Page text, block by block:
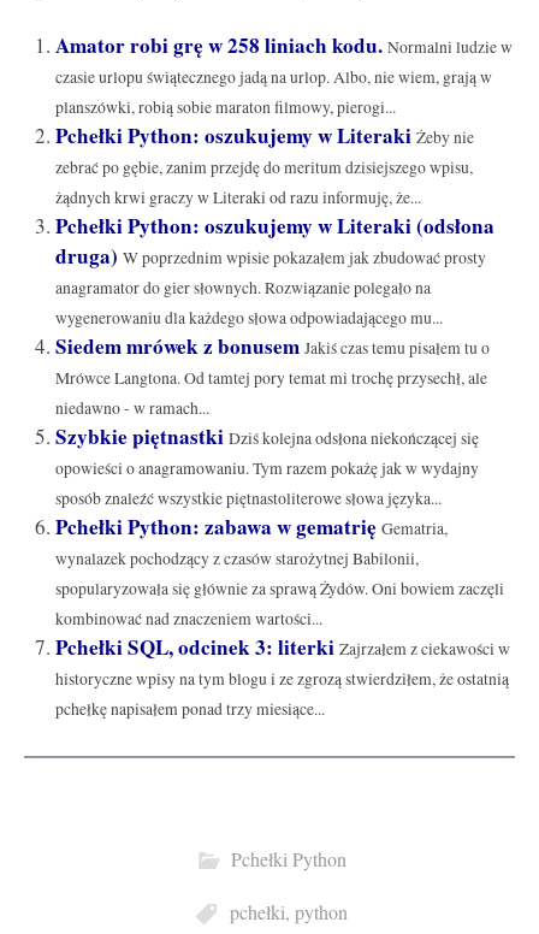
Amator robi grę w 258 liniach kodu. Normalni ludzie w
czasie urlopu świątecznego jadą na urlop. Albo, nie wiem, grają w
planszówki, robią sobie maraton filmowy, pierogi...
Pchełki Python: oszukujemy w Literaki Żeby nie
zebrać po gębie, zanim przejdę do meritum dzisiejszego wpisu,
żądnych krwi graczy w Literaki od razu informuję, że...
Pchełki Python: oszukujemy w Literaki (odsłona
druga) W poprzednim wpisie pokazałem jak zbudować prosty
anagramator do gier słownych. Rozwiązanie polegało na
wygenerowaniu dla każdego słowa odpowiadającego mu...
Siedem mrówek z bonusem Jakiś czas temu pisałem tu o
Mrówce Langtona. Od tamtej pory temat mi trochę przysechł, ale
niedawno - w ramach...
Szybkie piętnastki Dziś kolejna odsłona niekończącej się
opowieści o anagramowaniu. Tym razem pokażę jak w wydajny
sposób znaleźć wszystkie piętnastoliterowe słowa języka...
Pchełki Python: zabawa w gematrię Gematria,
wynalazek pochodzący z czasów starożytnej Babilonii,
spopularyzowała się głównie za sprawą Żydów. Oni bowiem zaczęli
kombinować nad znaczeniem wartości...
Pchełki SQL, odcinek 3: literki Zajrzałem z ciekawości w
historyczne wpisy na tym blogu i ze zgrozą stwierdziłem, że ostatnią
pchełkę napisałem ponad trzy miesiące...
Pchełki Python
pchełki, python